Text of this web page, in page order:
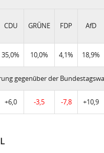
CDU GRÜNE FDP AfD
35,0% 10,0% 4,1% 18,9%
gegenüber der
+6,0 -3,5 -7,8 +10,9